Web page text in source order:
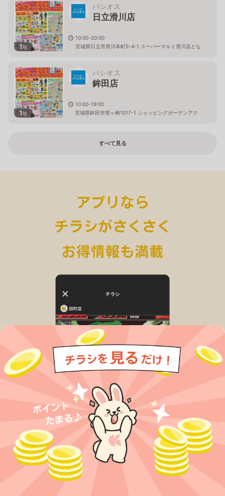
1枚
パシオス
日立滑川店
10:00-20:00
茨城県日立市滑川本町5-4-1 スーパーマルト滑川店とな
1枚
パシオス
鉾田店
10:00-19:00
茨城県鉾田市塔ヶ崎1017-1 ショッピングガーデンアク
ロス内
すべて見る